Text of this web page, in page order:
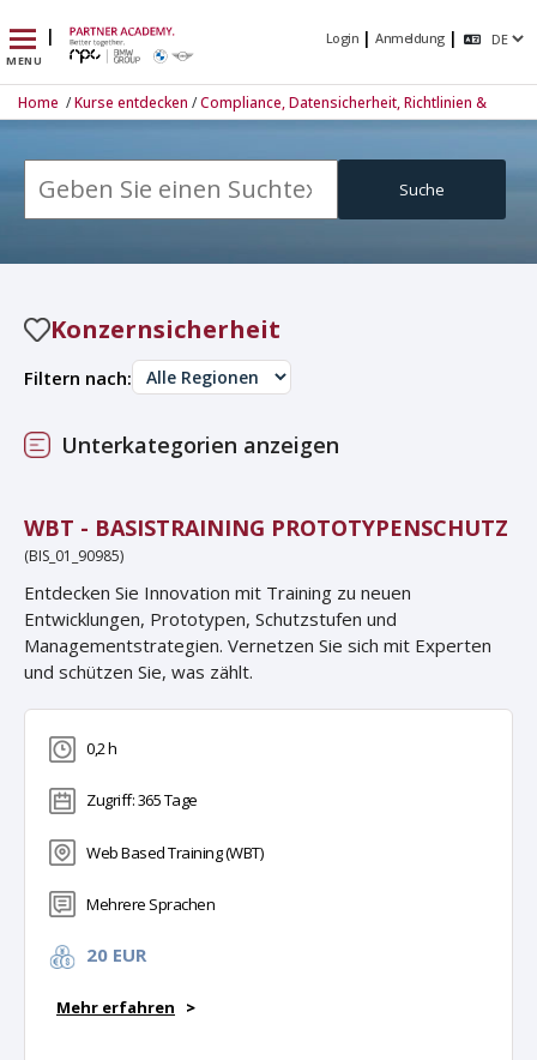
MENU
| Login | Anmeldung |
Home /Kurse entdecken /Compliance, Datensicherheit, Richtlinien &
Suche
Konzernsicherheit
Filtern nach:
Unterkategorien anzeigen
WBT - BASISTRAINING PROTOTYPENSCHUTZ
(BIS_01_90985)
Entdecken Sie Innovation mit Training zu neuen
Entwicklungen, Prototypen, Schutzstufen und
Managementstrategien. Vernetzen Sie sich mit Experten
und schützen Sie, was zählt.
0,2 h
Zugriff: 365 Tage
Web Based Training (WBT)
Mehrere Sprachen
20 EUR
Mehr erfahren >